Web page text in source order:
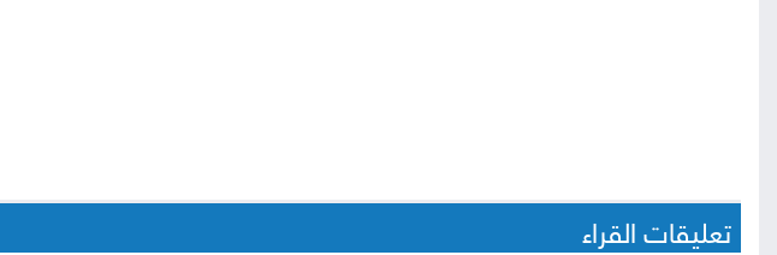
تعليقات القراء